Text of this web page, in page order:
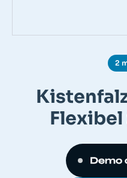
2
Flexibel
Demo